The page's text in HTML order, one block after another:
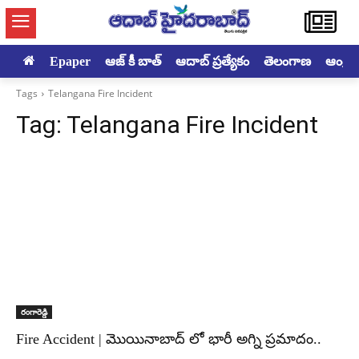
Epaper ఆజ్ కీ బాత్ ఆదాబ్ ప్రత్యేకం తెలంగాణ
Tags Telangana Fire Incident
Tag: Telangana Fire Incident
రంగారెడ్డి
Fire Accident | మొయినాబాద్ లో భారీ అగ్ని ప్రమాదం..